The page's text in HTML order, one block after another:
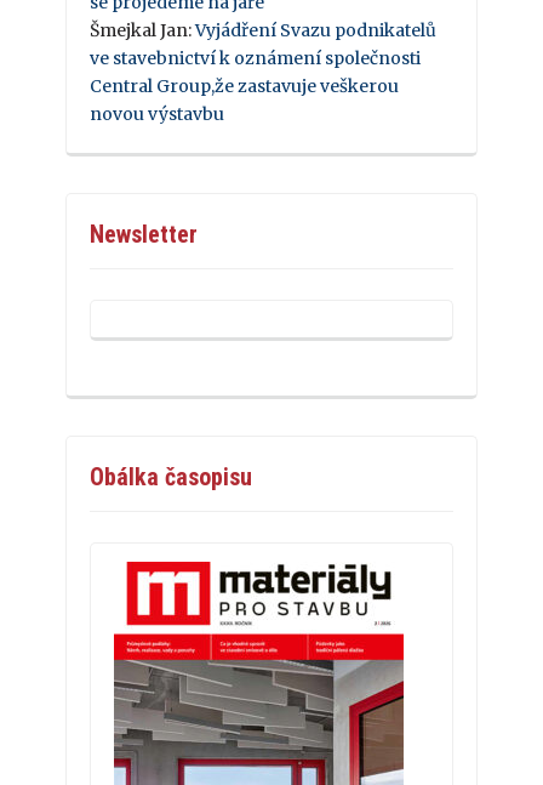
Šmejkal Jan:Vyjádření Svazu podnikatelů
ve stavebnictví k oznámení společnosti
Central Group,že zastavuje veškerou
novou výstavbu
Newsletter
Obálka časopisu